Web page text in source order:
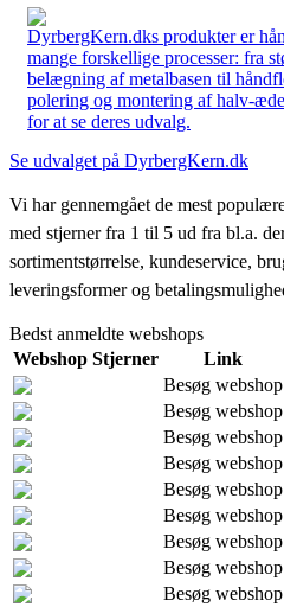
DyrbergKern.dks produkter er
mange forskellige processer: fra
belægning af metalbasen til
polering og montering af halv-
for at se deres udvalg.
Se udvalget på DyrbergKern.dk
Vi har gennemgået de mest
med stjerner fra 1 til 5 ud fra bl.a.
sortimentstørrelse, kundeservice,
leveringsformer og
Bedst anmeldte webshops
Webshop Stjerner
Link
Besøg webshop
Besøg webshop
Besøg webshop
Besøg webshop
Besøg webshop
Besøg webshop
Besøg webshop
Besøg webshop
Besøg webshop